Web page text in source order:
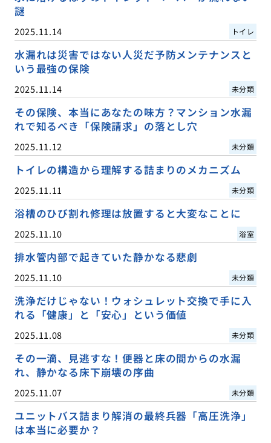
謎
2025.11.14 トイレ
水漏れは災害ではない人災だ予防メンテナンスと
いう最強の保険
2025.11.14 未分類
その保険、本当にあなたの味方？マンション水漏
れで知るべき「保険請求」の落とし穴
2025.11.12 未分類
トイレの構造から理解する詰まりのメカニズム
2025.11.11 未分類
浴槽のひび割れ修理は放置すると大変なことに
2025.11.10 浴室
排水管内部で起きていた静かなる悲劇
2025.11.10 未分類
洗浄だけじゃない！ウォシュレット交換で手に入
れる「健康」と「安心」という価値
2025.11.08 未分類
その一滴、見逃すな！便器と床の間からの水漏
れ、静かなる床下崩壊の序曲
2025.11.07 未分類
ユニットバス詰まり解消の最終兵器「高圧洗浄」
は本当に必要か？